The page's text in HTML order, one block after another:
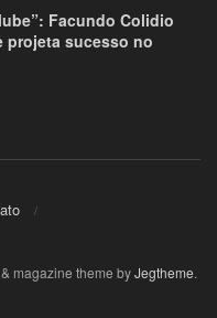
Facundo Colidio
projeta sucesso no
magazine theme byJegtheme.